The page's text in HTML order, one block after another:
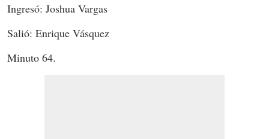
Ingresó: Joshua Vargas
Salió: Enrique Vásquez
Minuto 64.